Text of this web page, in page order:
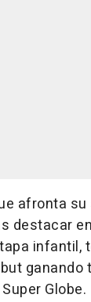
afronta
destacar
infantil,
Globe.